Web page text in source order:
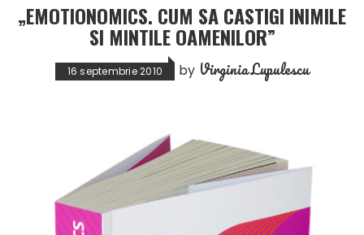
„EMOTIONOMICS. CUM SA CASTIGI INIMILE
SI MINTILE OAMENILOR”
16 septembrie 2010 by Virginia Lupulescu